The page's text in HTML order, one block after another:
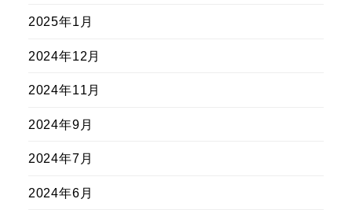
2025年1月
2024年12月
2024年11月
2024年9月
2024年7月
2024年6月